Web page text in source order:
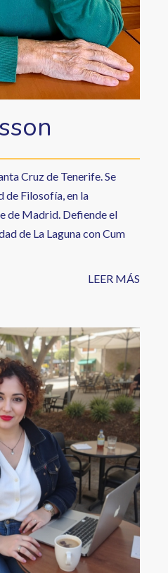
Cruz de Tenerife. Se
de Filosofía, en la
de Madrid. Defiende el
de La Laguna con Cum
LEER MÁS